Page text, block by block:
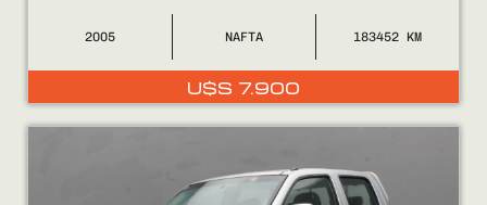
2005 NAFTA 183452
U$S 7.900